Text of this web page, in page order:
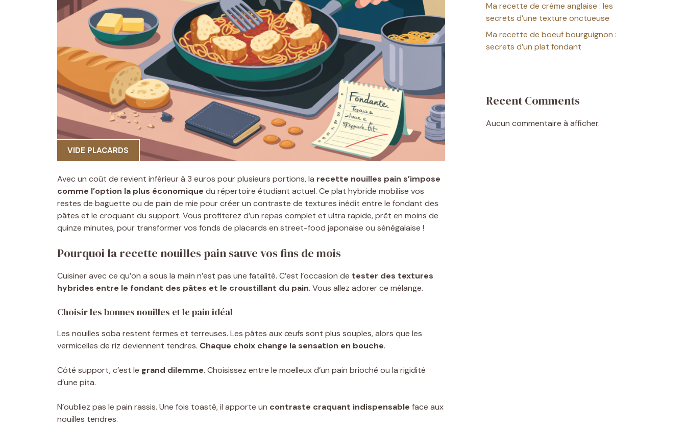
VIDE PLACARDS
Avec un coût de revient inférieur à 3 euros pour plusieurs portions, la recette nouilles pain s’impose
comme l’option la plus économique du répertoire étudiant actuel. Ce plat hybride mobilise vos
restes de baguette ou de pain de mie pour créer un contraste de textures inédit entre le fondant des
pâtes et le croquant du support. Vous profiterez d’un repas complet et ultra rapide, prêt en moins de
quinze minutes, pour transformer vos fonds de placards en street-food japonaise ou sénégalaise !
Pourquoi la recette nouilles pain sauve vos fins de mois
Cuisiner avec ce qu’on a sous la main n’est pas une fatalité. C’est l’occasion de tester des textures
hybrides entre le fondant des pâtes et le croustillant du pain. Vous allez adorer ce mélange.
Choisir les bonnes nouilles et le pain idéal
Les nouilles soba restent fermes et terreuses. Les pâtes aux œufs sont plus souples, alors que les
vermicelles de riz deviennent tendres. Chaque choix change la sensation en bouche.
Côté support, c’est le grand dilemme. Choisissez entre le moelleux d’un pain brioché ou la rigidité
d’une pita.
N’oubliez pas le pain rassis. Une fois toasté, il apporte un contraste craquant indispensable face aux
nouilles tendres.
Ma recette de crème anglaise : les
secrets d’une texture onctueuse
Ma recette de boeuf bourguignon :
secrets d’un plat fondant
Recent Comments
Aucun commentaire à afficher.